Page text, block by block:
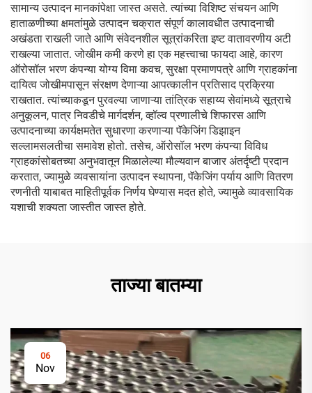
सामान्य उत्पादन मानकांपेक्षा जास्त असते. त्यांच्या विशिष्ट संचयन आणि
हाताळणीच्या क्षमतांमुळे उत्पादन चक्रात संपूर्ण कालावधीत उत्पादनाची
अखंडता राखली जाते आणि संवेदनशील सूत्रांकरिता इष्ट वातावरणीय अटी
राखल्या जातात. जोखीम कमी करणे हा एक महत्त्वाचा फायदा आहे, कारण
ऑरोसॉल भरण कंपन्या योग्य विमा कवच, सुरक्षा प्रमाणपत्रे आणि ग्राहकांना
दायित्व जोखीमपासून संरक्षण देणाऱ्या आपत्कालीन प्रतिसाद प्रक्रिया
राखतात. त्यांच्याकडून पुरवल्या जाणाऱ्या तांत्रिक सहाय्य सेवांमध्ये सूत्राचे
अनुकूलन, पात्र निवडीचे मार्गदर्शन, व्हॉल्व प्रणालीचे शिफारस आणि
उत्पादनाच्या कार्यक्षमतेत सुधारणा करणाऱ्या पॅकेजिंग डिझाइन
सल्लामसलतीचा समावेश होतो. तसेच, ऑरोसॉल भरण कंपन्या विविध
ग्राहकांसोबतच्या अनुभवातून मिळालेल्या मौल्यवान बाजार अंतर्दृष्टी प्रदान
करतात, ज्यामुळे व्यवसायांना उत्पादन स्थापना, पॅकेजिंग पर्याय आणि वितरण
रणनीती याबाबत माहितीपूर्वक निर्णय घेण्यास मदत होते, ज्यामुळे व्यावसायिक
यशाची शक्यता जास्तीत जास्त होते.
ताज्या बातम्या
06
Nov